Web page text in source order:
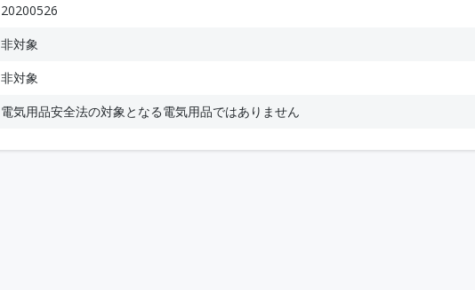
20200526
非対象
非対象
電気用品安全法の対象となる電気用品ではありません